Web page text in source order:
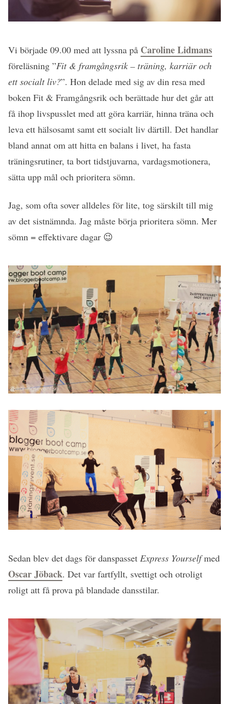
Vi började 09.00 med att lyssna på Caroline Lidmans
föreläsning ”Fit & framgångsrik – träning, karriär och
ett socialt liv?”. Hon delade med sig av din resa med
boken Fit & Framgångsrik och berättade hur det går att
få ihop livspusslet med att göra karriär, hinna träna och
leva ett hälsosamt samt ett socialt liv därtill. Det handlar
bland annat om att hitta en balans i livet, ha fasta
träningsrutiner, ta bort tidstjuvarna, vardagsmotionera,
sätta upp mål och prioritera sömn.
Jag, som ofta sover alldeles för lite, tog särskilt till mig
av det sistnämnda. Jag måste börja prioritera sömn. Mer
sömn = effektivare dagar 😉
Sedan blev det dags för danspasset Express Yourselfmed
Oscar Jöback. Det var fartfyllt, svettigt och otroligt
roligt att få prova på blandade dansstilar.